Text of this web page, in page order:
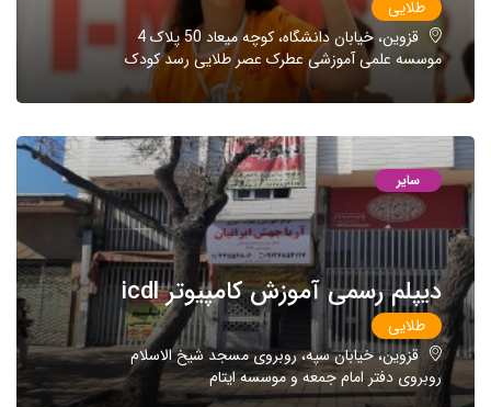
طلایی
قزوین، خیابان دانشگاه، کوچه میعاد 50 پلاک 4
موسسه علمی آموزشی عطرک عصر طلایی رسد کودک
سایر
دیپلم رسمی آموزش کامپیوتر icdl
طلایی
قزوین، خیابان سپه، روبروی مسجد شیخ الاسلام
روبروی دفتر امام جمعه و موسسه ایتام